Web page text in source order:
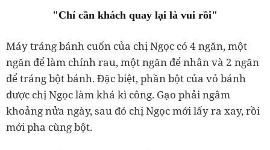
"Chỉ cần khách quay lại là vui rồi"
Máy tráng bánh cuốn của chị Ngọc có 4 ngăn, một
ngăn để làm chính rau, một ngăn để nhân và 2 ngăn
để tráng bột bánh. Đặc biệt, phần bột của vỏ bánh
được chị Ngọc làm khá kì công. Gạo phải ngâm
khoảng nửa ngày, sau đó chị Ngọc mới lấy ra xay, rồi
mới pha cùng bột.